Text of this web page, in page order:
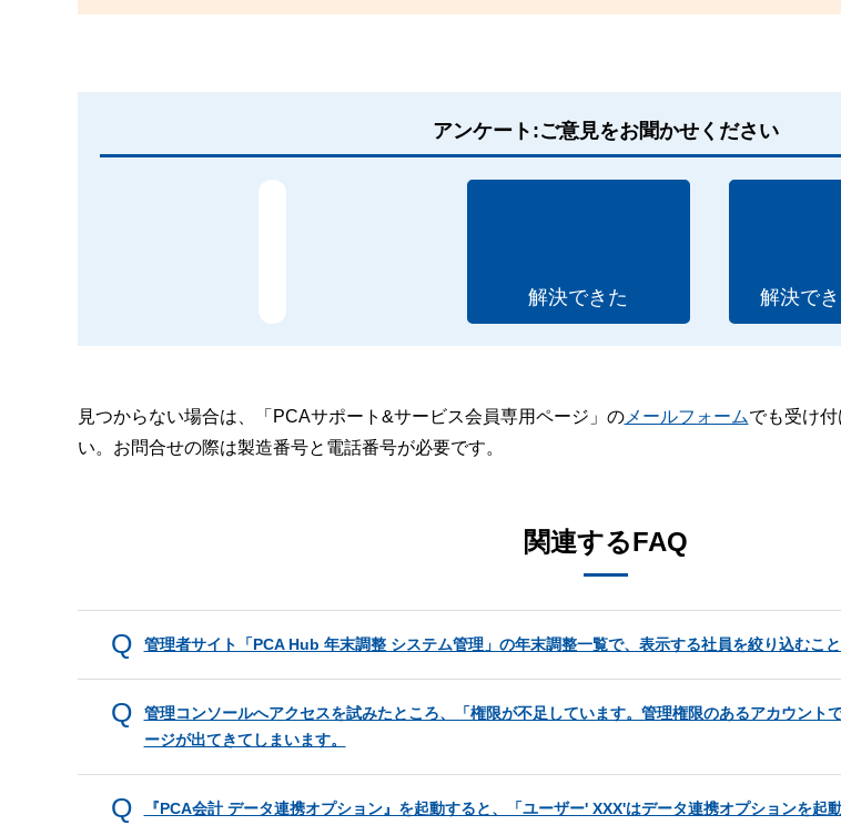
アンケート:ご意見をお聞かせください
解決できた 解決で
見つからない場合は、「PCAサポート&サービス会員専用ページ」のメールフォームでも受け
い。お問合せの際は製造番号と電話番号が必要です。
関連するFAQ
管理者サイト「PCA Hub 年末調整 システム管理」の年末調整一覧で、表示する社員を絞り込むこ
管理コンソールへアクセスを試みたところ、「権限が不足しています。管理権限のあるアカウント
ージが出てきてしまいます。
『PCA会計 データ連携オプション』を起動すると、「ユーザー' XXX'はデータ連携オプションを起